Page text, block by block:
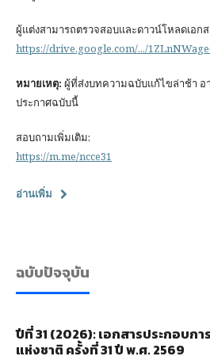
ผู้แต่งสามารถตรวจสอบและดาวน์โหลดเอก
https://drive.google.com/.../
หมายเหตุ: ผู้ที่ส่งบทความฉบับแก้ไขล่าช้า อ
ประกาศฉบับนี้
สอบถามเพิ่มเติม:
https://m.me/ncce31
อ่านเพิ่ม
ฉบับปัจจุบัน
ปีที่ 31 (2026): เอกสารประกอบกา
แห่งชาติ ครั้งที่ 31 ปี พ.ศ. 2569